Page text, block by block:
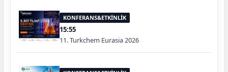
KONFERANS&ETKİNLİK
15:55
11. Turkchem Eurasia 2026